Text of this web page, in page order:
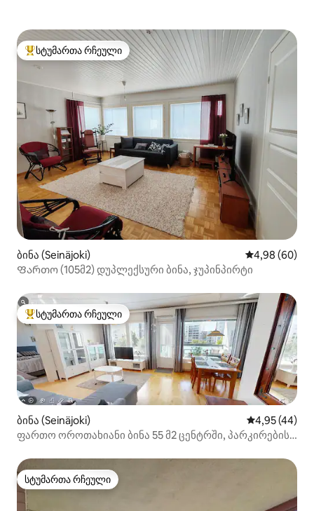
სტუმართა რჩეული მოწინავე ვარიანტი
სტუმართა რჩეული
ბინა (Seinäjoki) საშუალო
4,98 (60)
Ფართო (105მ2) დუპლექსური ბინა, ჯუპინპირტი
სტუმართა რჩეული მოწინავე ვარიანტი
სტუმართა რჩეული
ბინა (Seinäjoki) საშუალო
4,95 (44)
ფართო ოროთახიანი ბინა 55 მ2 ცენტრში, პარკირების
სტუმართა რჩეული
სტუმართა რჩეული